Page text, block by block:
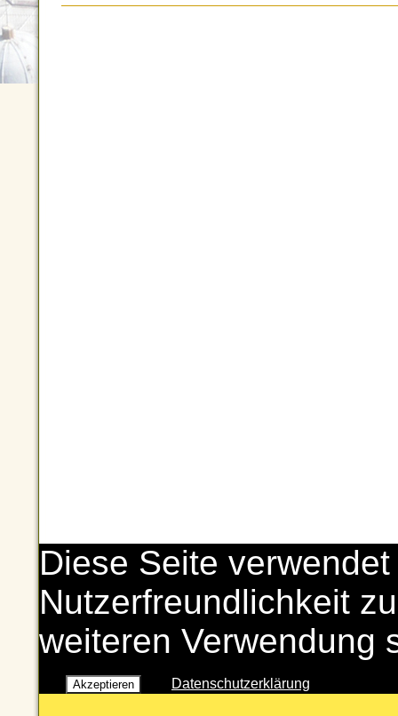
Diese Seite
Nutzerfreundlichkeit
weiteren Verwendung
Akzeptieren Datenschutzerklärung